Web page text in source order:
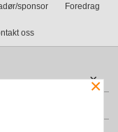
sponsor Foredrag
oss
×